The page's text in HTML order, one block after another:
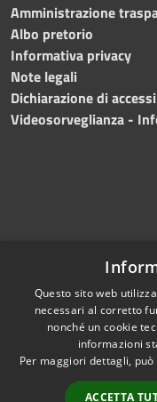
Amministrazione
Albo pretorio
Informativa privacy
Note legali
Dichiarazione di
Videosorveglianza -
Accessibilità
Privacy
Questo sito web
necessari al corretto
nonché un cookie
informazioni
Per maggiori dettagli,
ACCETTA